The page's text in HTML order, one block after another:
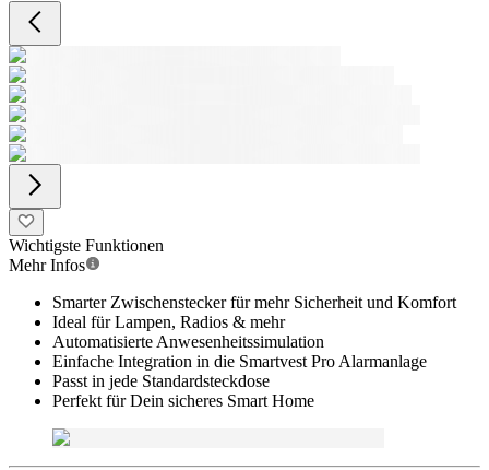
Wichtigste Funktionen
Mehr Infos
Smarter Zwischenstecker für mehr Sicherheit und Komfort
Ideal für Lampen, Radios & mehr
Automatisierte Anwesenheitssimulation
Einfache Integration in die Smartvest Pro Alarmanlage
Passt in jede Standardsteckdose
Perfekt für Dein sicheres Smart Home